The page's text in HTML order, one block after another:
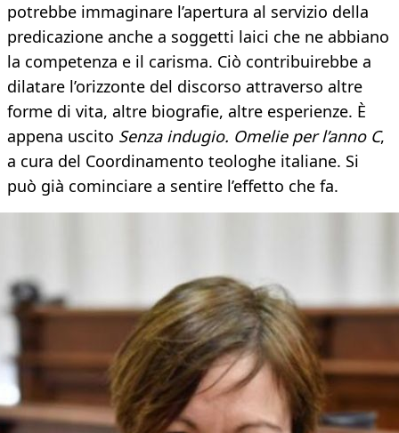
potrebbe immaginare l’apertura al servizio della
predicazione anche a soggetti laici che ne abbiano
la competenza e il carisma. Ciò contribuirebbe a
dilatare l’orizzonte del discorso attraverso altre
forme di vita, altre biografie, altre esperienze. È
appena uscito Senza indugio. Omelie per l’anno C,
a cura del Coordinamento teologhe italiane. Si
può già cominciare a sentire l’effetto che fa.